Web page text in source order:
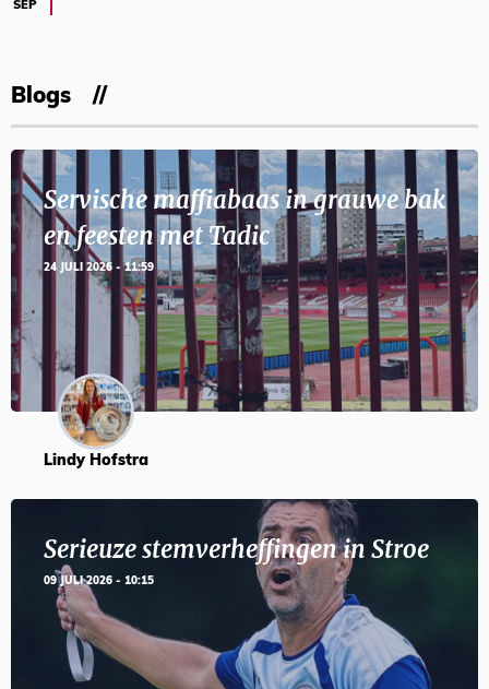
SEP
Blogs
Servische maffiabaas in grauwe bak
en feesten met Tadic
24 JULI 2026 - 11:59
Lindy Hofstra
Serieuze stemverheffingen in Stroe
09 JULI 2026 - 10:15